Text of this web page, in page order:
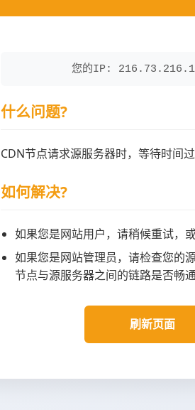
您的IP:
什么问题?
CDN节点请求源服务器时，等待时间
如何解决?
如果您是网站用户，请稍候重试，
如果您是网站管理员，请检查您的
节点与源服务器之间的链路是否畅通
刷新页面